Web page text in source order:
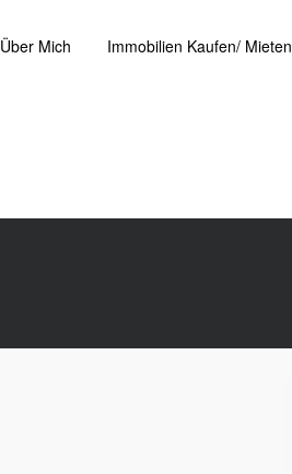
Über Mich Immobilien Kaufen/ Mieten